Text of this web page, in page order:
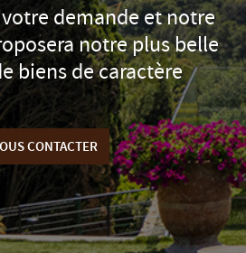
demande et notre
notre plus belle
biens de caractère
CONTACTER